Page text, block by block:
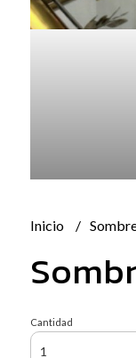
Inicio
Cantidad